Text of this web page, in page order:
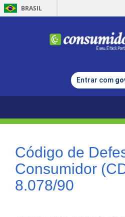
BRASIL
Entrar com
Código de
Consumidor
8.078/90